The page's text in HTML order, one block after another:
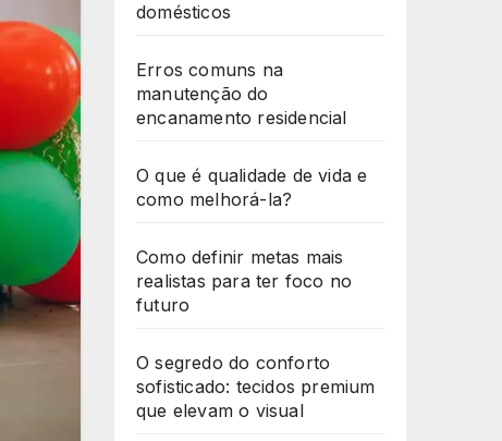
domésticos
Erros comuns na
manutenção do
encanamento residencial
O que é qualidade de vida e
como melhorá-la?
Como definir metas mais
realistas para ter foco no
futuro
O segredo do conforto
sofisticado: tecidos premium
que elevam o visual